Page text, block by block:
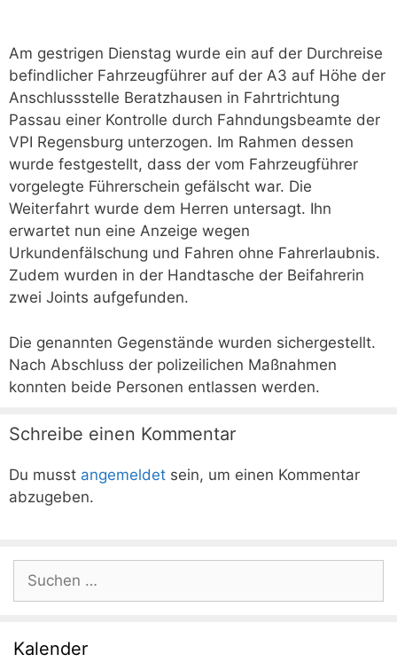
Am gestrigen Dienstag wurde ein auf der Durchreise
befindlicher Fahrzeugführer auf der A3 auf Höhe der
Anschlussstelle Beratzhausen in Fahrtrichtung
Passau einer Kontrolle durch Fahndungsbeamte der
VPI Regensburg unterzogen. Im Rahmen dessen
wurde festgestellt, dass der vom Fahrzeugführer
vorgelegte Führerschein gefälscht war. Die
Weiterfahrt wurde dem Herren untersagt. Ihn
erwartet nun eine Anzeige wegen
Urkundenfälschung und Fahren ohne Fahrerlaubnis.
Zudem wurden in der Handtasche der Beifahrerin
zwei Joints aufgefunden.
Die genannten Gegenstände wurden sichergestellt.
Nach Abschluss der polizeilichen Maßnahmen
konnten beide Personen entlassen werden.
Schreibe einen Kommentar
Du musst angemeldet sein, um einen Kommentar
abzugeben.
Suchen
nach:
Kalender